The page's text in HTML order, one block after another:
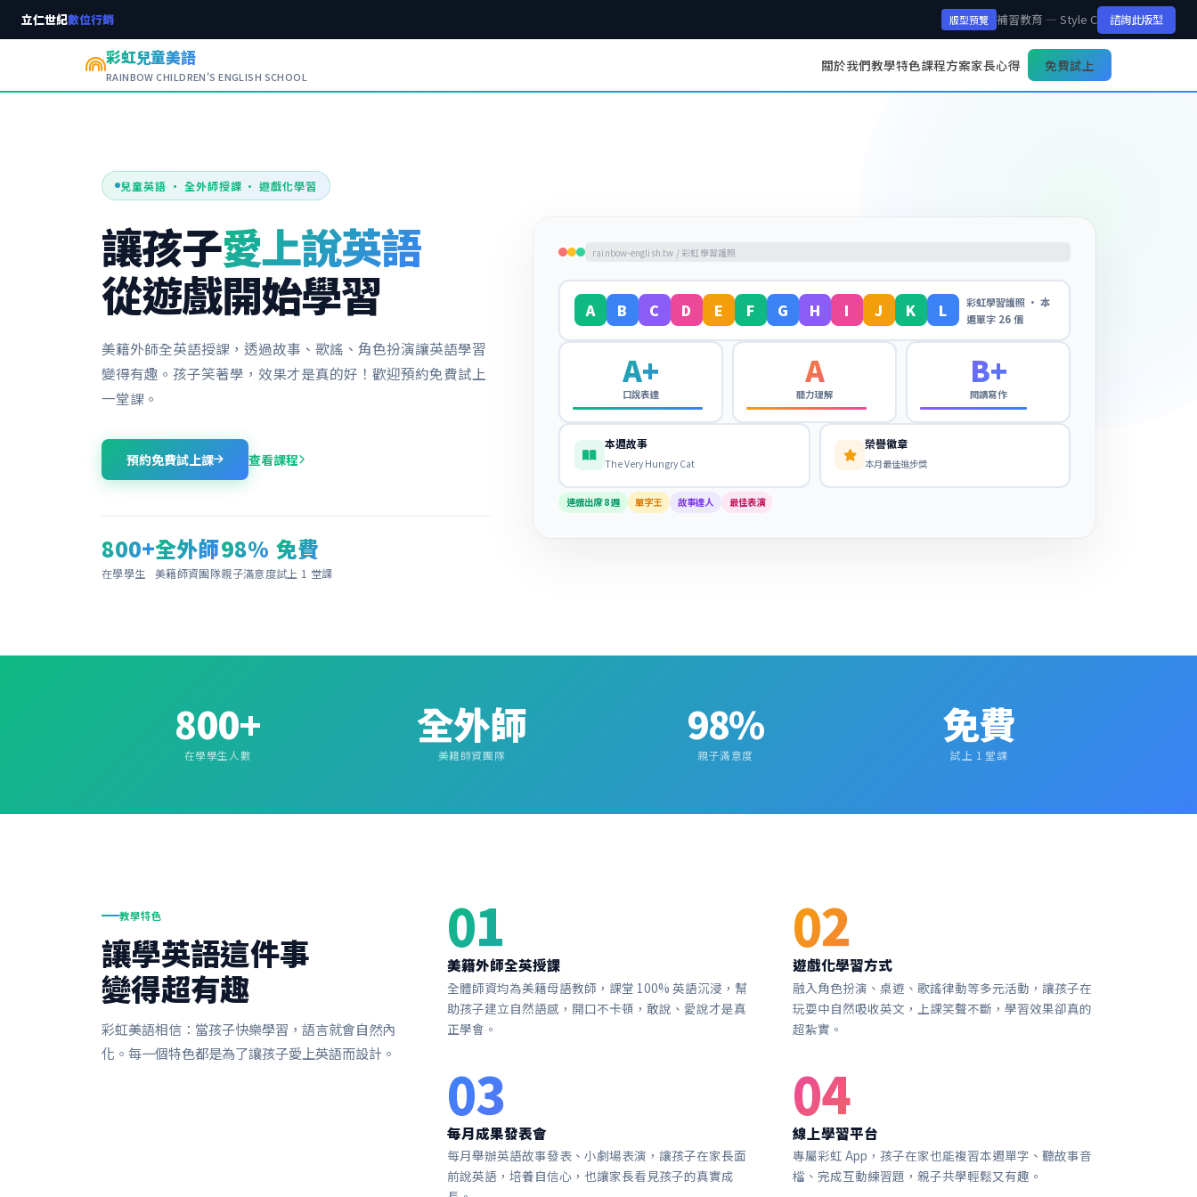
立仁世紀數位行銷 版型預覽 補習教育 — Style C 諮詢此版型
彩虹兒童美語
RAINBOW CHILDREN'S ENGLISH SCHOOL
關於我們教學特色課程方案家長心得 免費試上
兒童英語 · 全外師授課 · 遊戲化學習
讓孩子愛上說英語
從遊戲開始學習
美籍外師全英語授課，透過故事、歌謠、角色扮演讓英語學習
變得有趣。孩子笑著學，效果才是真的好！歡迎預約免費試上
一堂課。
預約免費試上課 查看課程
800+
在學學生
全外師
美籍師資團隊
98%
親子滿意度
免費
試上 1 堂課
rainbow-english.tw / 彩虹學習護照
A B C D E F G H I J K L
彩虹學習護照 · 本
週單字 26 個
A+
口說表達
A
聽力理解
B+
閱讀寫作
本週故事
The Very Hungry Cat
榮譽徽章
本月最佳進步獎
連續出席 8 週 單字王 故事達人 最佳表演
800+
在學學生人數
全外師
美籍師資團隊
98%
親子滿意度
免費
試上 1 堂課
教學特色
讓學英語這件事
變得超有趣
彩虹美語相信：當孩子快樂學習，語言就會自然內
化。每一個特色都是為了讓孩子愛上英語而設計。
01
美籍外師全英授課
全體師資均為美籍母語教師，課堂 100% 英語沉浸，幫
助孩子建立自然語感，開口不卡頓，敢說、愛說才是真
正學會。
02
遊戲化學習方式
融入角色扮演、桌遊、歌謠律動等多元活動，讓孩子在
玩耍中自然吸收英文，上課笑聲不斷，學習效果卻真的
超紮實。
03
每月成果發表會
每月舉辦英語故事發表、小劇場表演，讓孩子在家長面
前說英語，培養自信心，也讓家長看見孩子的真實成
04
線上學習平台
專屬彩虹 App，孩子在家也能複習本週單字、聽故事音
檔、完成互動練習題，親子共學輕鬆又有趣。